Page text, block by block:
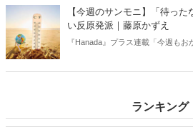
【今週のサンモニ】「待っ
い反原発派｜藤原かずえ
『Hanada』プラス連載「今週もお
ランキング